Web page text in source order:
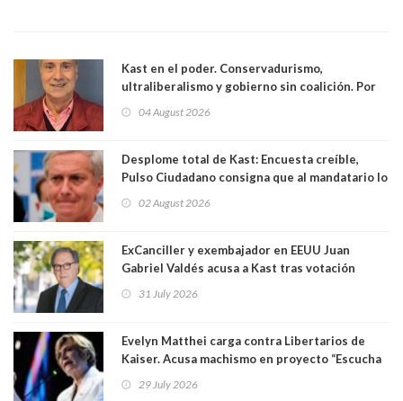
Kast en el poder. Conservadurismo,
ultraliberalismo y gobierno sin coalición. Por
04 August 2026
Desplome total de Kast: Encuesta creíble,
Pulso Ciudadano consigna que al mandatario lo
sacó en primera vuelta. Rechazo es de 58.9% y
64.8%
02 August 2026
ExCanciller y exembajador en EEUU Juan
Gabriel Valdés acusa a Kast tras votación
"Si hay una persona responsable es él"
31 July 2026
Evelyn Matthei carga contra Libertarios de
Kaiser. Acusa machismo en proyecto “Escucha
"¿Cómo puede haber alguien tan enfermo del
29 July 2026